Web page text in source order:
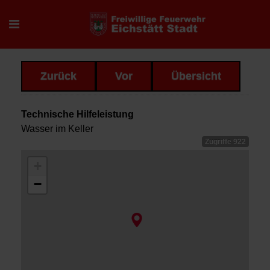
Zurück Vor Übersicht
Technische Hilfeleistung
Wasser im Keller
Zugriffe 922
−